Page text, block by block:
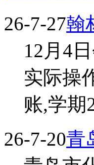
26-7-27翰
12月4
实际操
账,学期
26-7-20青